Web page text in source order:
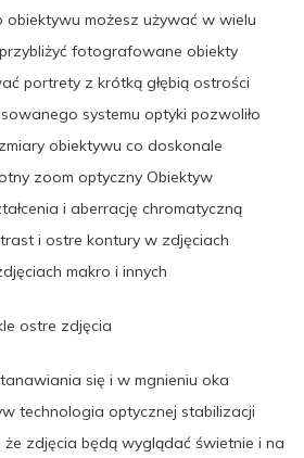
możesz używać w wielu
fotografowane obiekty
portrety z krótką głębią ostrości
systemu optyki pozwoliło
obiektywu co doskonale
zoom optyczny Obiektyw
i aberrację chromatyczną
i ostre kontury w zdjęciach
makro i innych
ostre zdjęcia
się i w mgnieniu oka
technologia optycznej stabilizacji
zdjęcia będą wyglądać świetnie i na